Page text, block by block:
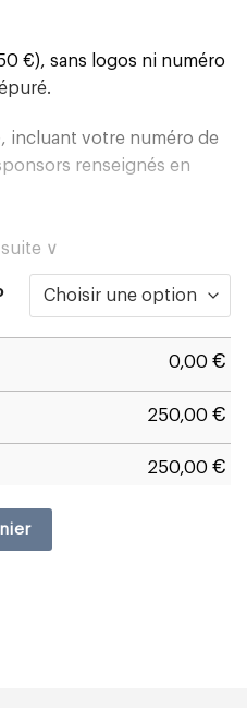
€), sans logos ni numéro
incluant votre numéro de
renseignés en
suite ∨
0,00 €
250,00 €
250,00 €
D2